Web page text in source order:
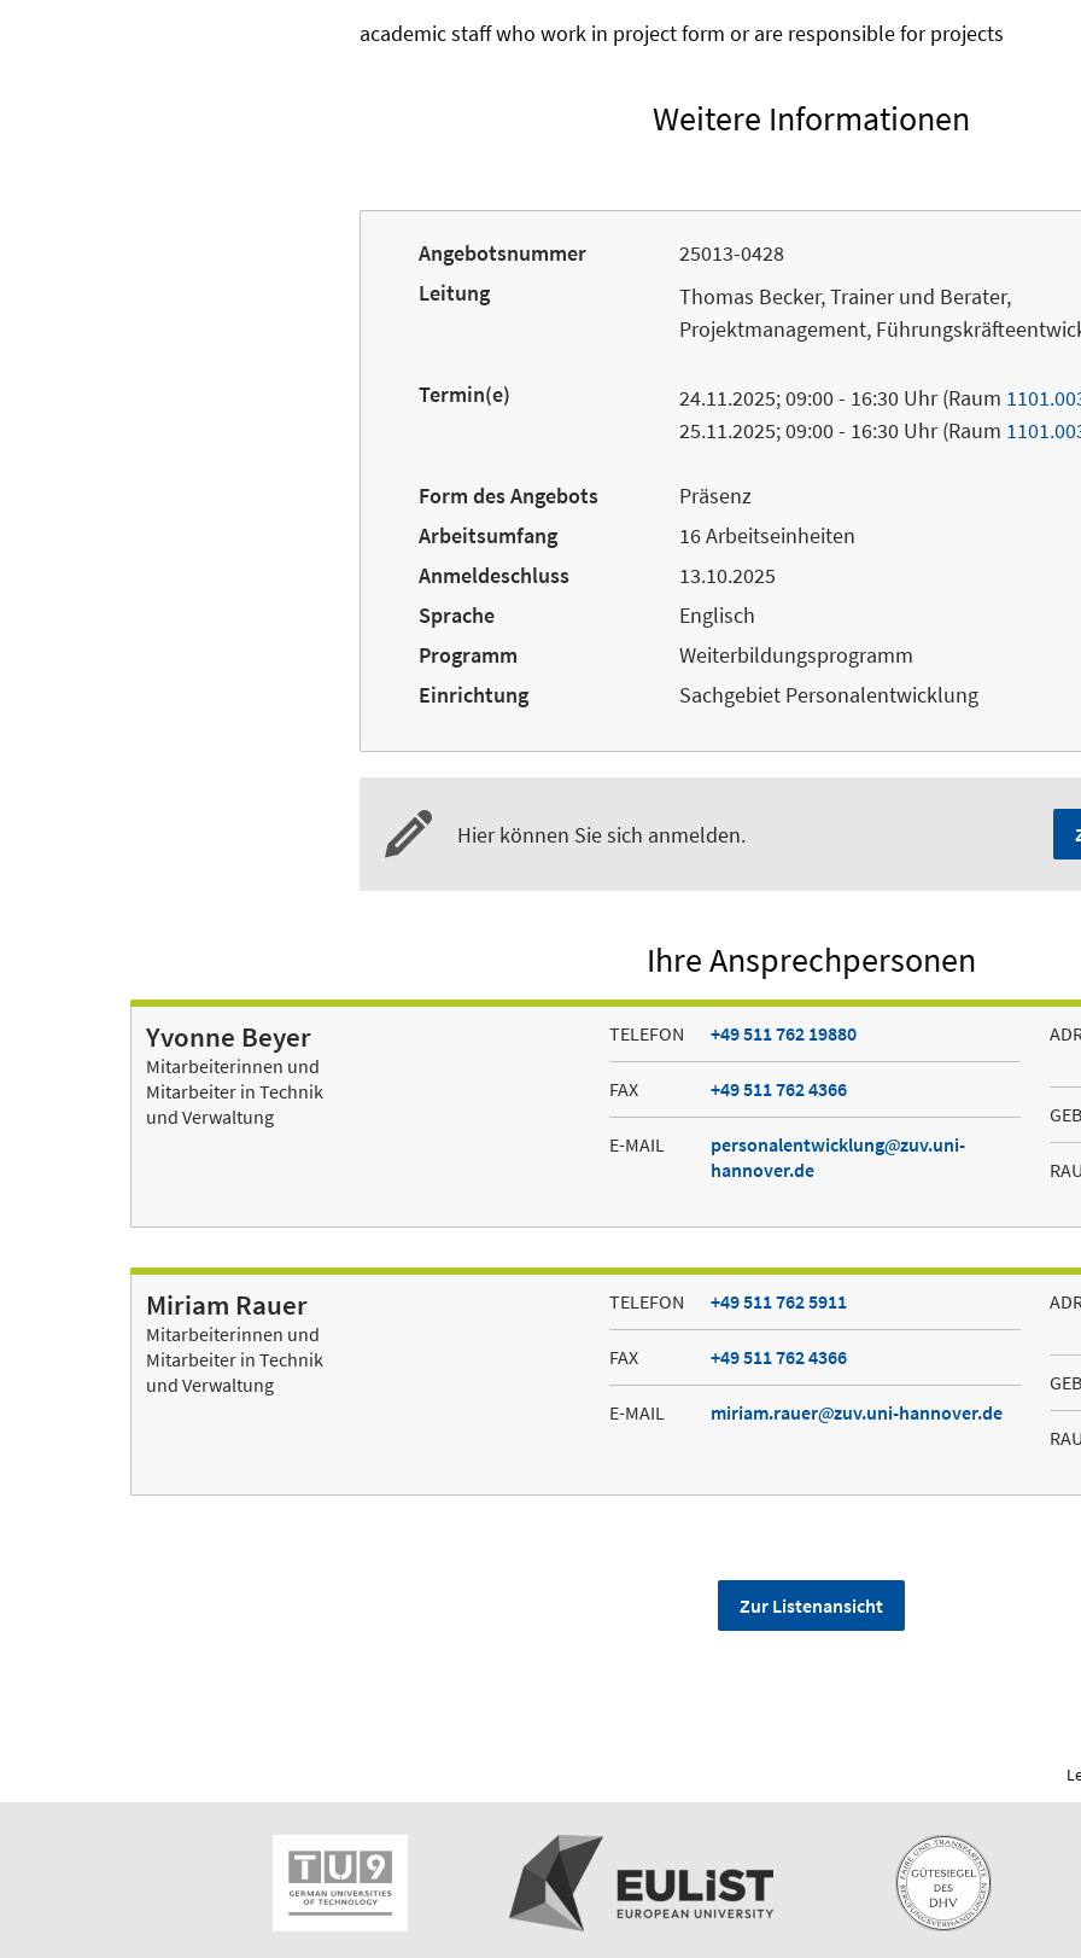
academic staff who work in project form or are responsible for projects
Weitere Informationen
Angebotsnummer
25013-0428
Leitung
Thomas Becker, Trainer und Berater,
Projektmanagement,
Termin(e) 24.11.2025; 09:00 - 16:30 Uhr (Raum
25.11.2025; 09:00 - 16:30 Uhr (Raum
Form des Angebots
Präsenz
Arbeitsumfang
16 Arbeitseinheiten
Anmeldeschluss
13.10.2025
Sprache
Englisch
Programm
Weiterbildungsprogramm
Einrichtung
Sachgebiet Personalentwicklung
Hier können Sie sich anmelden.
Ihre Ansprechpersonen
Yvonne Beyer
Mitarbeiterinnen und
Mitarbeiter in Technik
und Verwaltung
TELEFON +49 511 762 19880
FAX +49 511 762 4366
E-MAIL personalentwicklung
zuv.uni-
hannover.de
Miriam Rauer
Mitarbeiterinnen und
Mitarbeiter in Technik
und Verwaltung
TELEFON +49 511 762 5911
FAX +49 511 762 4366
E-MAIL miriam.rauer zuv.uni-hannover.de
Zur Listenansicht